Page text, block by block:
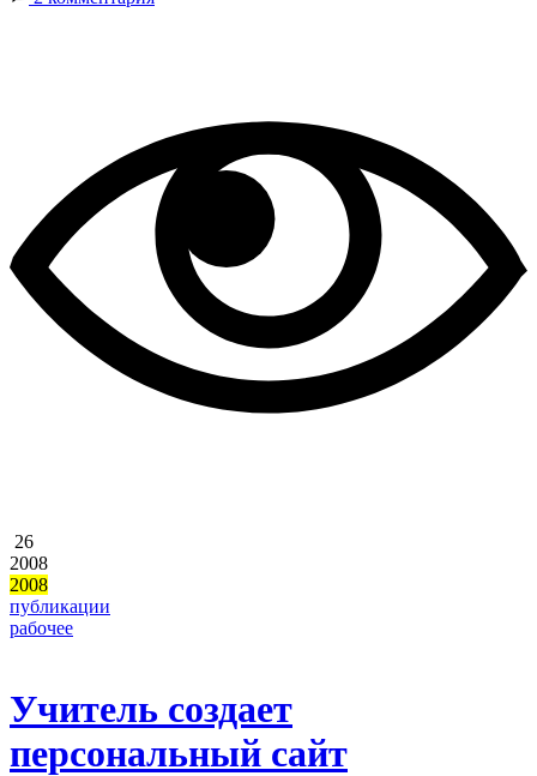
26
2008
2008
публикации
рабочее
Учитель создает
персональный сайт